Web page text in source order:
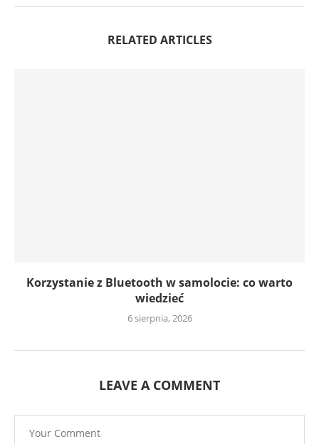
RELATED ARTICLES
Korzystanie z Bluetooth w samolocie: co warto
wiedzieć
6 sierpnia, 2026
LEAVE A COMMENT